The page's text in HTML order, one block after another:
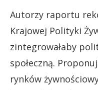
Autorzy raportu
Krajowej Polityki
zintegrowałaby
społeczną.
rynków